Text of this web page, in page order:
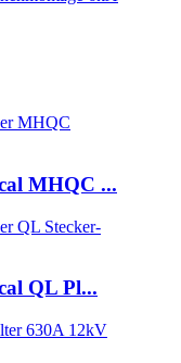
MHQC ...
QL Pl...